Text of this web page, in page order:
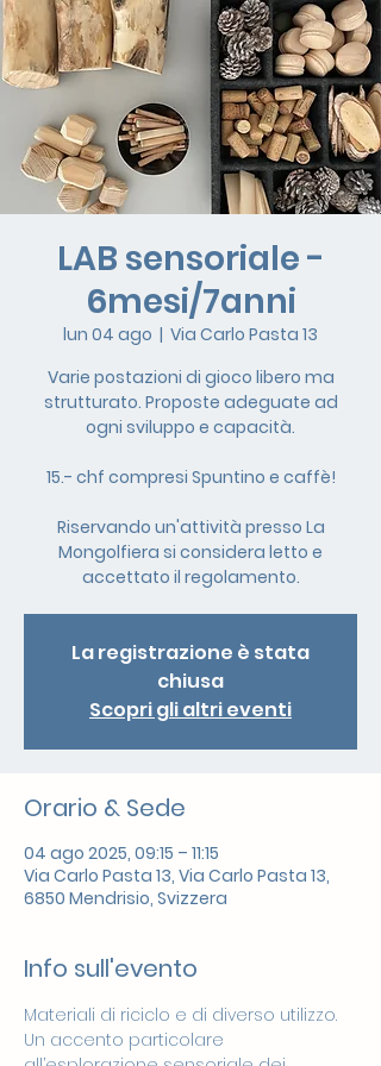
LAB sensoriale -
6mesi/7anni
lun 04 ago
  |
Via Carlo Pasta 13
Varie postazioni di gioco libero ma
strutturato. Proposte adeguate ad
ogni sviluppo e capacità.
15.- chf compresi Spuntino e caffè!
Riservando un'attività presso La
Mongolfiera si considera letto e
accettato il regolamento.
La registrazione è stata
chiusa
Scopri gli altri eventi
Orario & Sede
04 ago 2025, 09:15 – 11:15
Via Carlo Pasta 13, Via Carlo Pasta 13,
6850 Mendrisio, Svizzera
Info sull'evento
Materiali di riciclo e di diverso utilizzo.
Un accento particolare